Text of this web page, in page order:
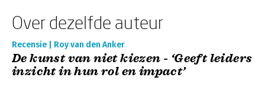
Over dezelfde auteur
Recensie | Roy van den Anker
De kunst van niet kiezen - ‘Geeft leiders
inzicht in hun rol en impact’